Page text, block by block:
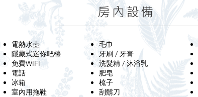
房內設備
電熱水壺
​隱藏式迷你吧檯
​免費WIFI
​電話
​冰箱
​室內用拖鞋
毛巾
​牙刷 / 牙膏​
​洗髮精 / 沐浴乳
​肥皂
梳子
​刮鬍刀